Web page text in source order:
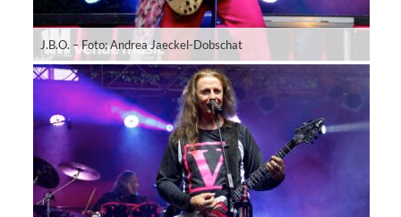
J.B.O. – Foto: Andrea Jaeckel-Dobschat